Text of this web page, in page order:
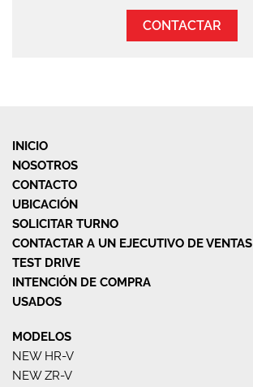
CONTACTAR
INICIO
NOSOTROS
CONTACTO
UBICACIÓN
SOLICITAR TURNO
CONTACTAR A UN EJECUTIVO DE VENTAS
TEST DRIVE
INTENCIÓN DE COMPRA
USADOS
MODELOS
NEW HR-V
NEW ZR-V